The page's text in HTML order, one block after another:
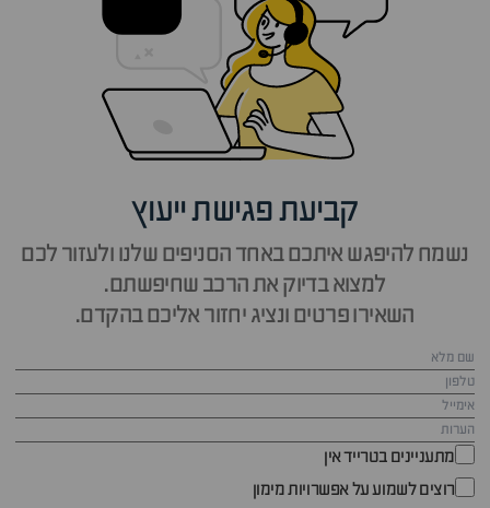
קביעת פגישת ייעוץ
נשמח להיפגש איתכם באחד הסניפים שלנו ולעזור לכם
למצוא בדיוק את הרכב שחיפשתם.
השאירו פרטים ונציג יחזור אליכם בהקדם.
מתעניינים בטרייד אין
רוצים לשמוע על אפשרויות מימון